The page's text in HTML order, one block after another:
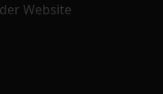
Website